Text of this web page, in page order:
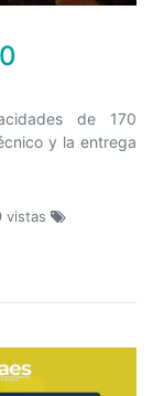
de 170
y la entrega
vistas